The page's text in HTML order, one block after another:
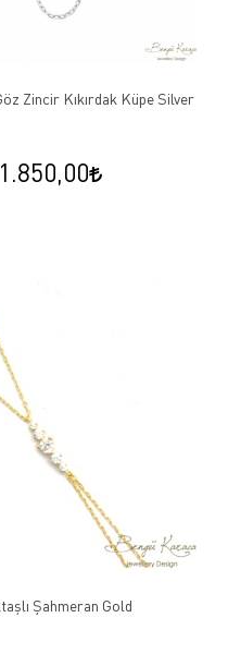
Zincir Kıkırdak Küpe Silver
1.850,00
Şahmeran Gold